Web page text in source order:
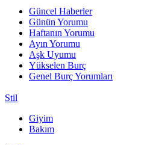
Güncel Haberler
Günün Yorumu
Haftanın Yorumu
Ayın Yorumu
Aşk Uyumu
Yükselen Burç
Genel Burç Yorumları
Stil
Giyim
Bakım